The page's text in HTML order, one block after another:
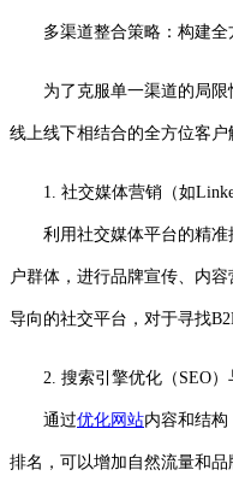
多渠道整合策略：构建
为了克服单一渠道的局
线上线下相结合的全方位客户
1. 社交媒体营销（如
利用社交媒体平台的精准
户群体，进行品牌宣传、内
导向的社交平台，对于寻找
2. 搜索引擎优化（SEO）
通过优化网站内容和结构
排名，可以增加自然流量和品